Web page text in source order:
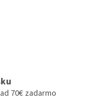
70€ zadarmo